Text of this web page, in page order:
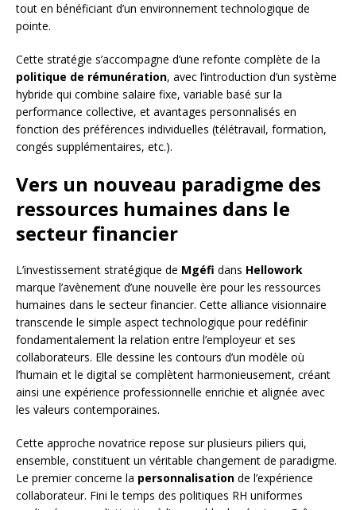
tout en bénéficiant d’un environnement technologique de
pointe.
Cette stratégie s’accompagne d’une refonte complète de la
politique de rémunération, avec l’introduction d’un système
hybride qui combine salaire fixe, variable basé sur la
performance collective, et avantages personnalisés en
fonction des préférences individuelles (télétravail, formation,
congés supplémentaires, etc.).
Vers un nouveau paradigme des
ressources humaines dans le
secteur financier
L’investissement stratégique de Mgéfi dans Hellowork
marque l’avènement d’une nouvelle ère pour les ressources
humaines dans le secteur financier. Cette alliance visionnaire
transcende le simple aspect technologique pour redéfinir
fondamentalement la relation entre l’employeur et ses
collaborateurs. Elle dessine les contours d’un modèle où
l’humain et le digital se complètent harmonieusement, créant
ainsi une expérience professionnelle enrichie et alignée avec
les valeurs contemporaines.
Cette approche novatrice repose sur plusieurs piliers qui,
ensemble, constituent un véritable changement de paradigme.
Le premier concerne la personnalisation de l’expérience
collaborateur. Fini le temps des politiques RH uniformes